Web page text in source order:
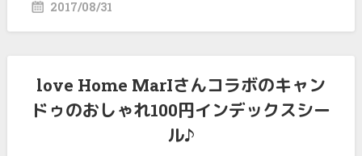
2017/08/31
love Home MarIさんコラボのキャン
ドゥのおしゃれ100円インデックスシー
ル♪